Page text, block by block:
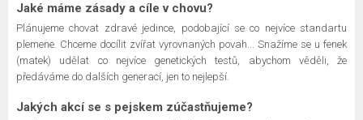
Jaké máme zásady a cíle v chovu?
Plánujeme chovat zdravé jedince, podobající se co nejvíce standartu
plemene. Chceme docílit zvířat vyrovnaných povah... Snažíme se u fenek
(matek) udělat co nejvíce genetických testů, abychom věděli, že
předáváme do dalších generací, jen to nejlepší.
Jakých akcí se s pejskem zúčastňujeme?